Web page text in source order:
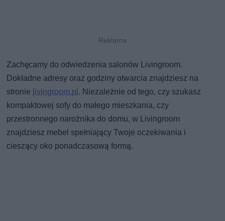
Zachęcamy do odwiedzenia salonów Livingroom.
Dokładne adresy oraz godziny otwarcia znajdziesz na
stronie livingroom.pl. Niezależnie od tego, czy szukasz
kompaktowej sofy do małego mieszkania, czy
przestronnego narożnika do domu, w Livingroom
znajdziesz mebel spełniający Twoje oczekiwania i
cieszący oko ponadczasową formą.